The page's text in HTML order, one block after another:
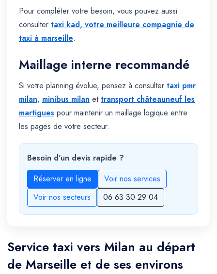
Pour compléter votre besoin, vous pouvez aussi
consulter taxi kad, votre meilleure compagnie de
taxi à marseille.
Maillage interne recommandé
Si votre planning évolue, pensez à consulter taxi pmr
milan, minibus milan ettransport châteauneuf les
martigues pour maintenir un maillage logique entre
les pages de votre secteur.
Besoin d'un devis rapide ?
Réserver en ligne
Voir nos services
Voir nos secteurs
06 63 30 29 04
Service taxi vers Milan au départ
de Marseille et de ses environs